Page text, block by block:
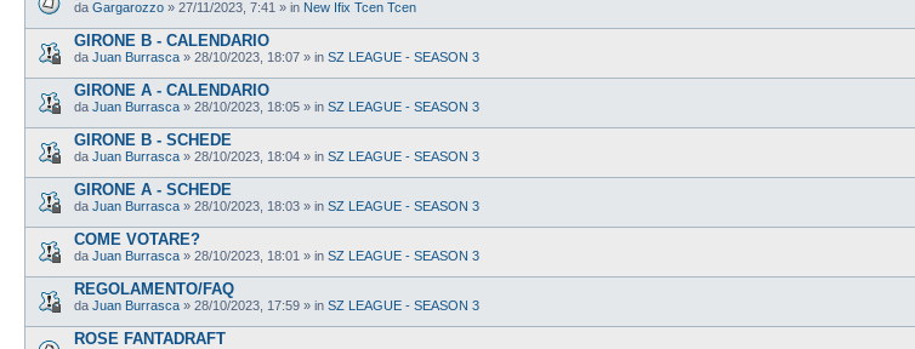
da Gargarozzo » 27/11/2023, 7:41 » in New Ifix Tcen Tcen
GIRONE B - CALENDARIO
da Juan Burrasca » 28/10/2023, 18:07 » in SZ LEAGUE - SEASON 3
GIRONE A - CALENDARIO
da Juan Burrasca » 28/10/2023, 18:05 » in SZ LEAGUE - SEASON 3
GIRONE B - SCHEDE
da Juan Burrasca » 28/10/2023, 18:04 » in SZ LEAGUE - SEASON 3
GIRONE A - SCHEDE
da Juan Burrasca » 28/10/2023, 18:03 » in SZ LEAGUE - SEASON 3
COME VOTARE?
da Juan Burrasca » 28/10/2023, 18:01 » in SZ LEAGUE - SEASON 3
REGOLAMENTO/FAQ
da Juan Burrasca » 28/10/2023, 17:59 » in SZ LEAGUE - SEASON 3
ROSE FANTADRAFT